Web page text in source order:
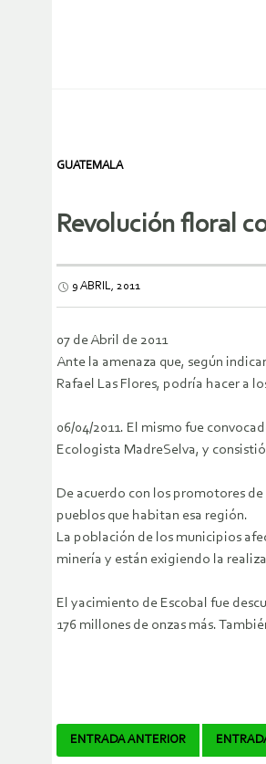
GUATEMALA
Revolución floral
9 ABRIL, 2011
07 de Abril de 2011
Ante la amenaza que, según
Rafael Las Flores, podría hacer a
06/04/2011. El mismo fue
Ecologista MadreSelva, y
De acuerdo con los promotores
pueblos que habitan esa región.
La población de los municipios
minería y están exigiendo la
El yacimiento de Escobal fue
176 millones de onzas más.
Navegador
ENTRADA ANTERIOR